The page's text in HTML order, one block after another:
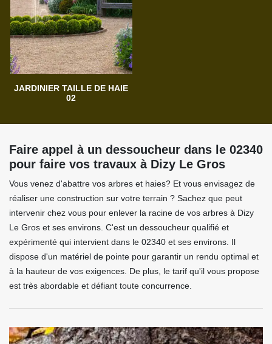
JARDINIER TAILLE DE HAIE
02
Faire appel à un dessoucheur dans le 02340
pour faire vos travaux à Dizy Le Gros
Vous venez d'abattre vos arbres et haies? Et vous envisagez de
réaliser une construction sur votre terrain ? Sachez que peut
intervenir chez vous pour enlever la racine de vos arbres à Dizy
Le Gros et ses environs. C'est un dessoucheur qualifié et
expérimenté qui intervient dans le 02340 et ses environs. Il
dispose d'un matériel de pointe pour garantir un rendu optimal et
à la hauteur de vos exigences. De plus, le tarif qu'il vous propose
est très abordable et défiant toute concurrence.